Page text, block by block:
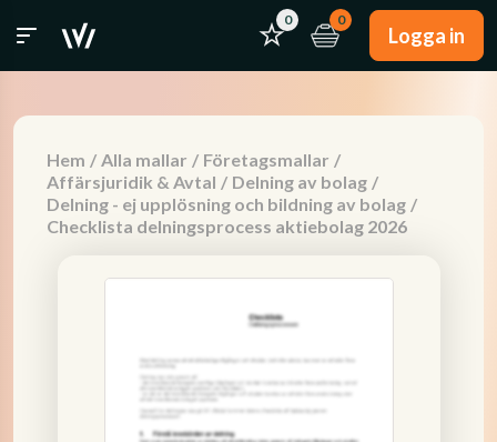
0 0
Logga in
Hem / Alla mallar / Företagsmallar /
Affärsjuridik & Avtal / Delning av bolag /
Delning - ej upplösning och bildning av bolag /
Checklista delningsprocess aktiebolag 2026